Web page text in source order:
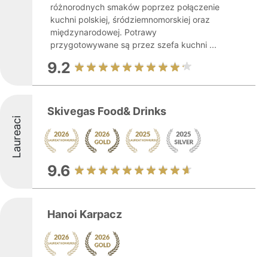
różnorodnych smaków poprzez połączenie
kuchni polskiej, śródziemnomorskiej oraz
międzynarodowej. Potrawy
przygotowywane są przez szefa kuchni ...
9.2
Laureaci
Skivegas Food& Drinks
9.6
Hanoi Karpacz